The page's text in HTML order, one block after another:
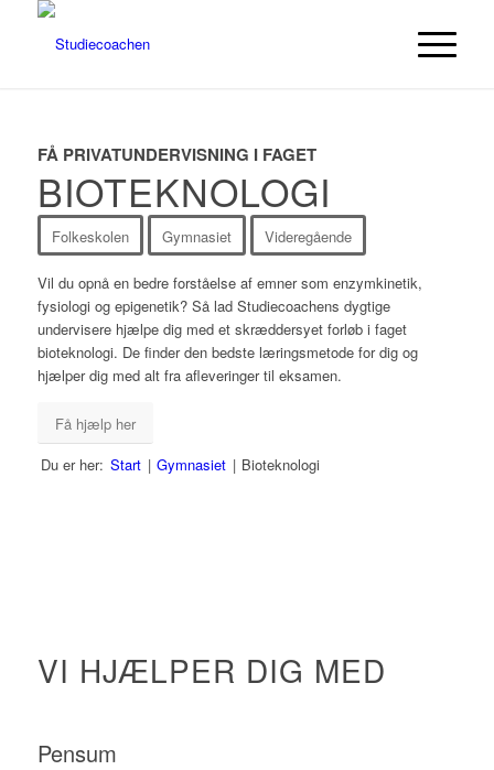
FÅ PRIVATUNDERVISNING I FAGET
BIOTEKNOLOGI
Folkeskolen Gymnasiet Videregående
Vil du opnå en bedre forståelse af emner som enzymkinetik,
fysiologi og epigenetik? Så lad Studiecoachens dygtige
undervisere hjælpe dig med et skræddersyet forløb i faget
bioteknologi. De finder den bedste læringsmetode for dig og
hjælper dig med alt fra afleveringer til eksamen.
Få hjælp her
Du er her: Start | Gymnasiet | Bioteknologi
VI HJÆLPER DIG MED
Pensum